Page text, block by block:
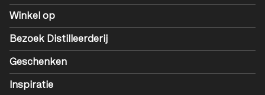
Winkel op
Bezoek Distilleerderij
Geschenken
Inspiratie